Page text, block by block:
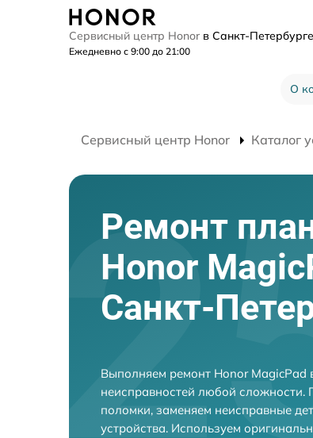
Сервисный центр Honor в Санкт-Петербурге
Ежедневно с 9:00 до 21:00
О
Сервисный центр Honor Каталог
Ремонт
Honor
Санкт-
Выполняем ремонт Honor MagicPad
неисправностей любой сложности.
поломки, заменяем неисправные
устройства. Используем